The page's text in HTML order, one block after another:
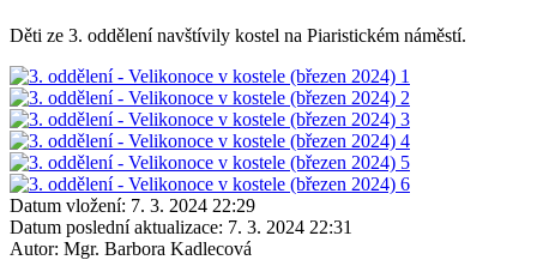
Děti ze 3. oddělení navštívily kostel na Piaristickém náměstí.
Datum vložení: 7. 3. 2024 22:29
Datum poslední aktualizace: 7. 3. 2024 22:31
Autor: Mgr. Barbora Kadlecová